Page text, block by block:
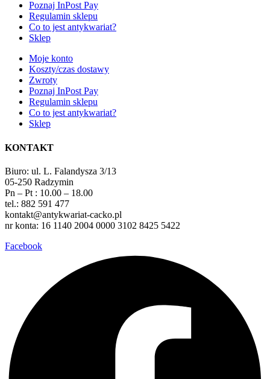
Poznaj InPost Pay
Regulamin sklepu
Co to jest antykwariat?
Sklep
Moje konto
Koszty/czas dostawy
Zwroty
Poznaj InPost Pay
Regulamin sklepu
Co to jest antykwariat?
Sklep
KONTAKT
Biuro: ul. L. Falandysza 3/13
05-250 Radzymin
Pn – Pt : 10.00 – 18.00
tel.: 882 591 477
kontakt@antykwariat-cacko.pl
nr konta: 16 1140 2004 0000 3102 8425 5422
Facebook